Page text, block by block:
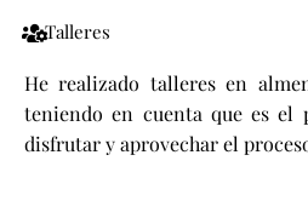
Talleres
He realizado talleres en
teniendo en cuenta que es el
disfrutar y aprovechar el